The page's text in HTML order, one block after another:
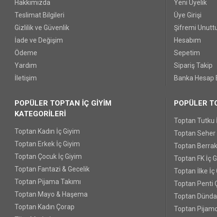
Hakkımızda
Teslimat Bilgileri
Gizlilik ve Güvenlik
İade ve Değişim
Ödeme
Yardım
İletişim
Yeni Üyelik
Üye Girişi
Şifremi
Hesabım
Sepetim
Sipariş Takip
Banka Hesap
POPÜLER TOPTAN İÇ GİYİM
KATEGORİLERİ
Toptan Kadın İç Giyim
Toptan Erkek İç Giyim
Toptan Çocuk İç Giyim
Toptan Fantazi & Gecelik
Toptan Pijama Takımı
Toptan Mayo & Haşema
Toptan Kadın Çorap
POPÜLER
Toptan Tutku
Toptan Seher
Toptan
Toptan FK İç
Toptan İlke İç
Toptan Penti
Toptan
Toptan